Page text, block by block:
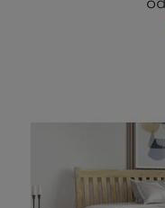
od